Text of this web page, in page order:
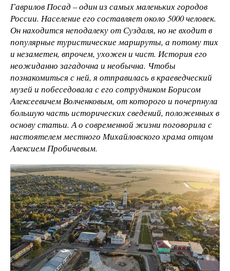
Гаврилов Посад – один из самых маленьких городов
России. Население его составляет около 5000 человек.
Он находится неподалеку от Суздаля, но не входит в
популярные туристические маршруты, а потому тих
и незаметен, впрочем, ухожен и чист. История его
неожиданно загадочна и необычна. Чтобы
познакомиться с ней, я отправилась в краеведческий
музей и побеседовала с его сотрудником Борисом
Алексеевичем Волченковым, от которого и почерпнула
большую часть исторических сведений, положенных в
основу статьи. А о современной жизни поговорила с
настоятелем местного Михайловского храма отцом
Алексием Пробичевым.